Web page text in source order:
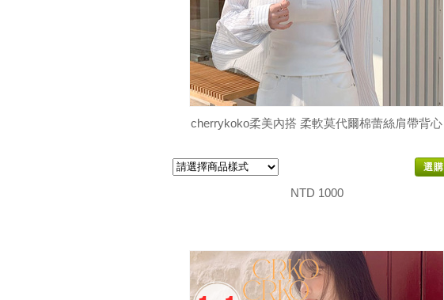
cherrykoko柔美內搭 柔軟莫代爾棉蕾絲肩帶背心
選購
NTD 1000